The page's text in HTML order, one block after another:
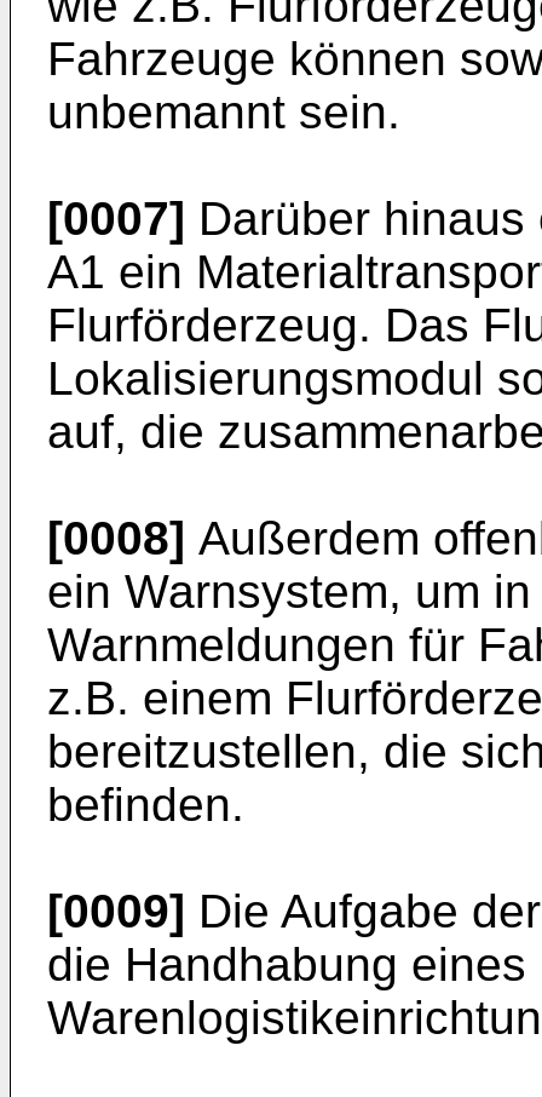
Fahrzeuge können
unbemannt sein.
[0007] Darüber
A1 ein
Flurförderzeug. Das
Lokalisierungsmodul
auf, die
[0008] Außerdem
ein Warnsystem, um
Warnmeldungen für
z.B. einem
bereitzustellen, die
befinden.
[0009] Die Aufgabe
die Handhabung